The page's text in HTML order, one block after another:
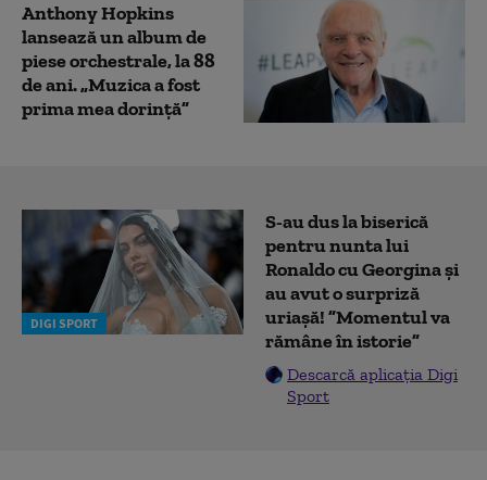
Anthony Hopkins
lansează un album de
piese orchestrale, la 88
de ani. „Muzica a fost
prima mea dorinţă”
DIGI SPORT
S-au dus la biserică
pentru nunta lui
Ronaldo cu Georgina și
au avut o surpriză
uriașă! ”Momentul va
rămâne în istorie”
Descarcă aplicația Digi
Sport